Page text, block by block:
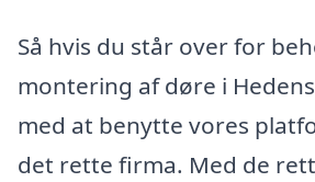
Så hvis du står over for
montering af døre i
med at benytte vores
det rette firma. Med de